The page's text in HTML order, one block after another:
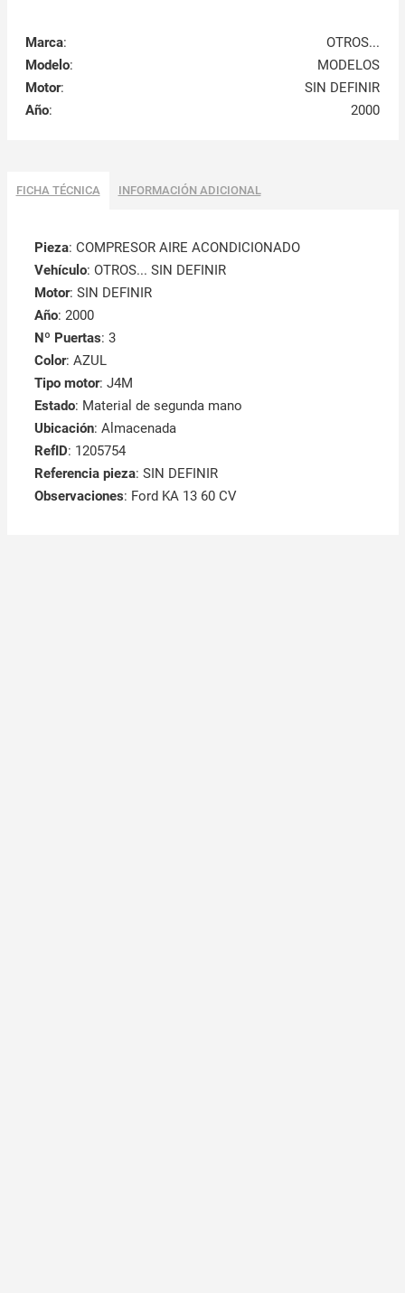
Marca:
OTROS...
Modelo:
MODELOS
Motor:
SIN DEFINIR
Año: 2000
FICHA TÉCNICA INFORMACIÓN ADICIONAL
Pieza: COMPRESOR AIRE ACONDICIONADO
Vehículo: OTROS... SIN DEFINIR
Motor: SIN DEFINIR
Año: 2000
Nº Puertas: 3
Color: AZUL
Tipo motor: J4M
Estado: Material de segunda mano
Ubicación: Almacenada
RefID: 1205754
Referencia pieza: SIN DEFINIR
Observaciones: Ford KA 13 60 CV